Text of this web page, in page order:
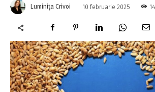
Luminița Crivoi 10 februarie 2025